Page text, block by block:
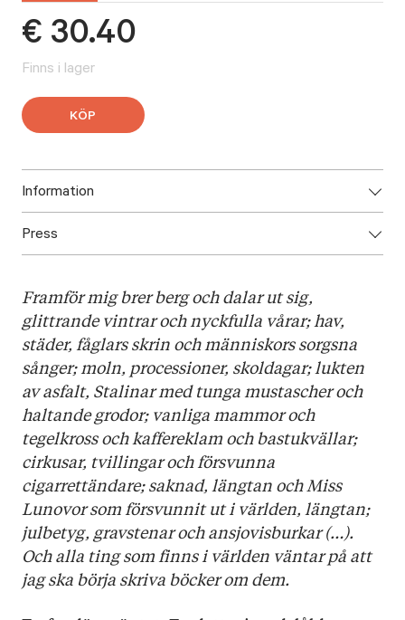
€ 30.40
Finns i lager
KÖP
Information
ISBN: 9789523336537
Titel: Det minsta gemensamma
Språk: Svenska
Sidantal: 250
Format: Kartonnage
Översättare: Henrika Ringbom
Omslag: Ulla Donner
Press
Framför mig brer berg och dalar ut sig,
glittrande vintrar och nyckfulla vårar; hav,
städer, fåglars skrin och människors sorgsna
sånger; moln, processioner, skoldagar; lukten
av asfalt, Stalinar med tunga mustascher och
haltande grodor; vanliga mammor och
tegelkross och kaffereklam och bastukvällar;
cirkusar, tvillingar och försvunna
cigarrettändare; saknad, längtan och Miss
Lunovor som försvunnit ut i världen, längtan;
julbetyg, gravstenar och ansjovisburkar (…).
Och alla ting som finns i världen väntar på att
jag ska börja skriva böcker om dem.